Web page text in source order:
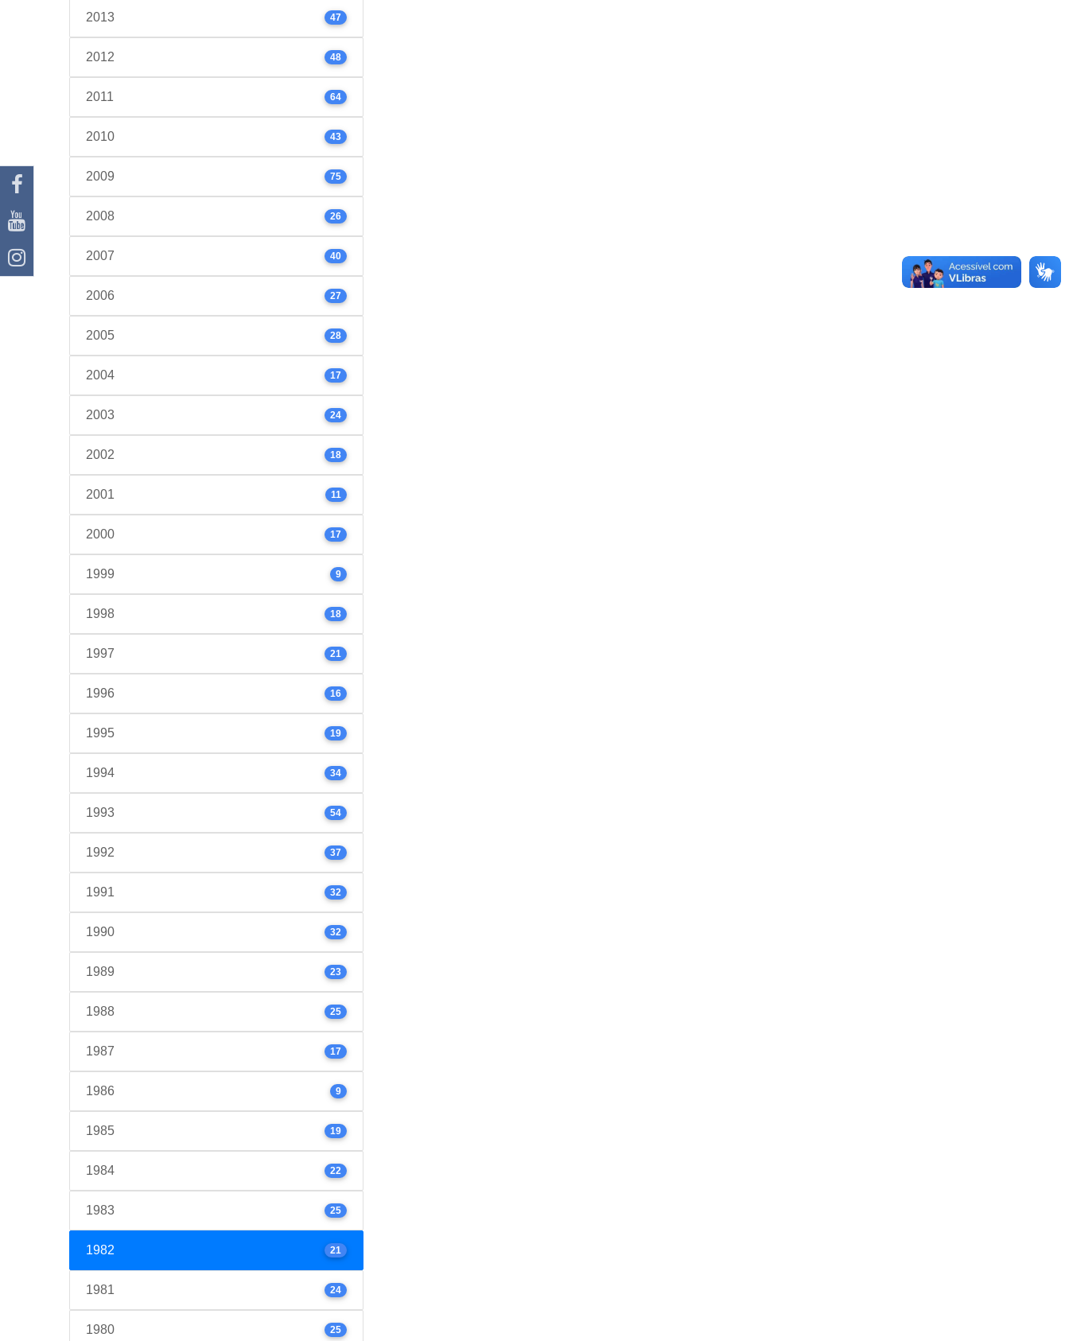
2013 47
2012 48
2011 64
2010 43
2009 75
2008 26
2007 40
2006 27
2005 28
2004 17
2003 24
2002 18
2001 11
2000 17
1999 9
1998 18
1997 21
1996 16
1995 19
1994 34
1993 54
1992 37
1991 32
1990 32
1989 23
1988 25
1987 17
1986 9
1985 19
1984 22
1983 25
1982 21
1981 24
1980 25